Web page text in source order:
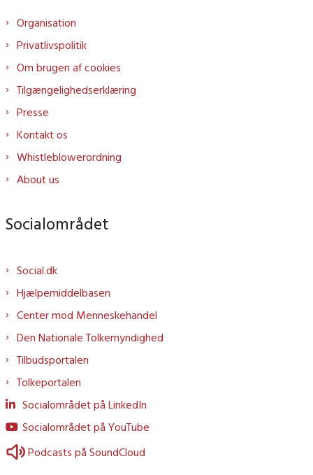
Organisation
Privatlivspolitik
Om brugen af cookies
Tilgængelighedserklæring
Presse
Kontakt os
Whistleblowerordning
About us
Socialområdet
Social.dk
Hjælpemiddelbasen
Center mod Menneskehandel
Den Nationale Tolkemyndighed
Tilbudsportalen
Tolkeportalen
Socialområdet på LinkedIn
Socialområdet på YouTube
Podcasts på SoundCloud